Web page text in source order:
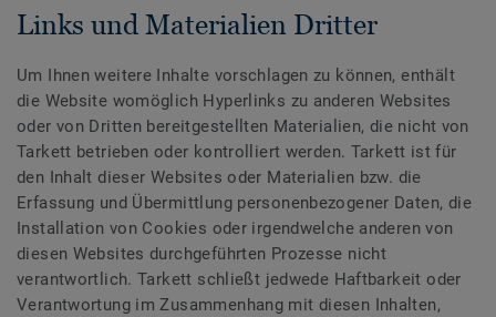
Links und Materialien Dritter
Um Ihnen weitere Inhalte vorschlagen zu können, enthält
die Website womöglich Hyperlinks zu anderen Websites
oder von Dritten bereitgestellten Materialien, die nicht von
Tarkett betrieben oder kontrolliert werden. Tarkett ist für
den Inhalt dieser Websites oder Materialien bzw. die
Erfassung und Übermittlung personenbezogener Daten, die
Installation von Cookies oder irgendwelche anderen von
diesen Websites durchgeführten Prozesse nicht
verantwortlich. Tarkett schließt jedwede Haftbarkeit oder
Verantwortung im Zusammenhang mit diesen Inhalten,